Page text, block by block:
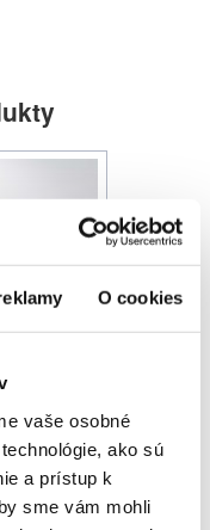
O cookies
vaše osobné
ako sú
a prístup k
sme vám mohli